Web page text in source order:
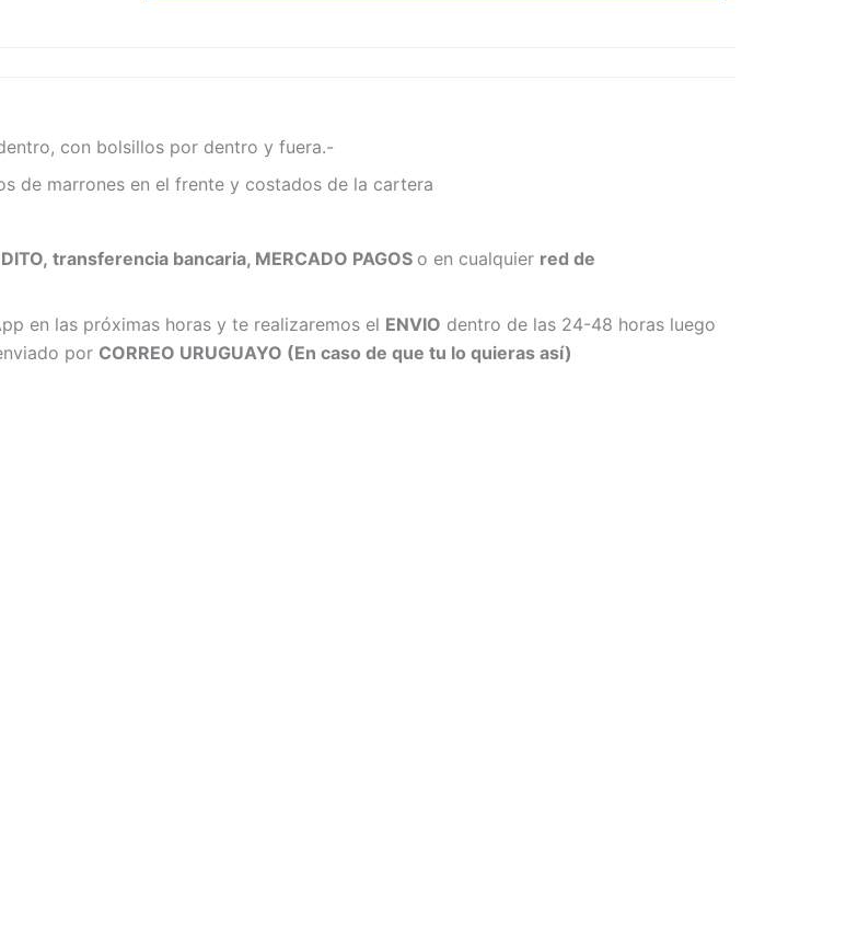
con bolsillos por dentro y fuera.-
de marrones en el frente y costados de la cartera
transferencia bancaria, MERCADO PAGOS o en cualquier red de
en las próximas horas y te realizaremos el ENVIO dentro de las 24-48 horas luego
por CORREO URUGUAYO (En caso de que tu lo quieras así)